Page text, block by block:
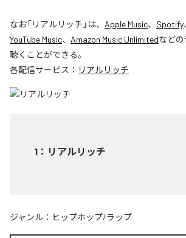
なお「リアルリッチ 」は、 Apple Music、 Spotify
YouTube Music、 Amazon Music Unlimitedなど
聴くことができる。
各配信サービス： リアルリッチ
1 ： リアルリッチ
ジャンル： ヒップホップ/ラップ